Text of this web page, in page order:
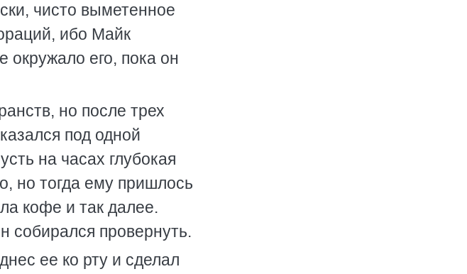
чисто выметенное
ибо Майк
окружало его, пока он
но после трех
под одной
на часах глубокая
но тогда ему пришлось
кофе и так далее.
собирался провернуть.
ее ко рту и сделал